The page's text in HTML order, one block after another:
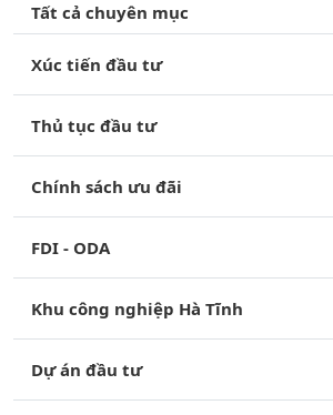
Tất cả chuyên mục
Xúc tiến đầu tư
Thủ tục đầu tư
Chính sách ưu đãi
FDI - ODA
Khu công nghiệp Hà Tĩnh
Dự án đầu tư